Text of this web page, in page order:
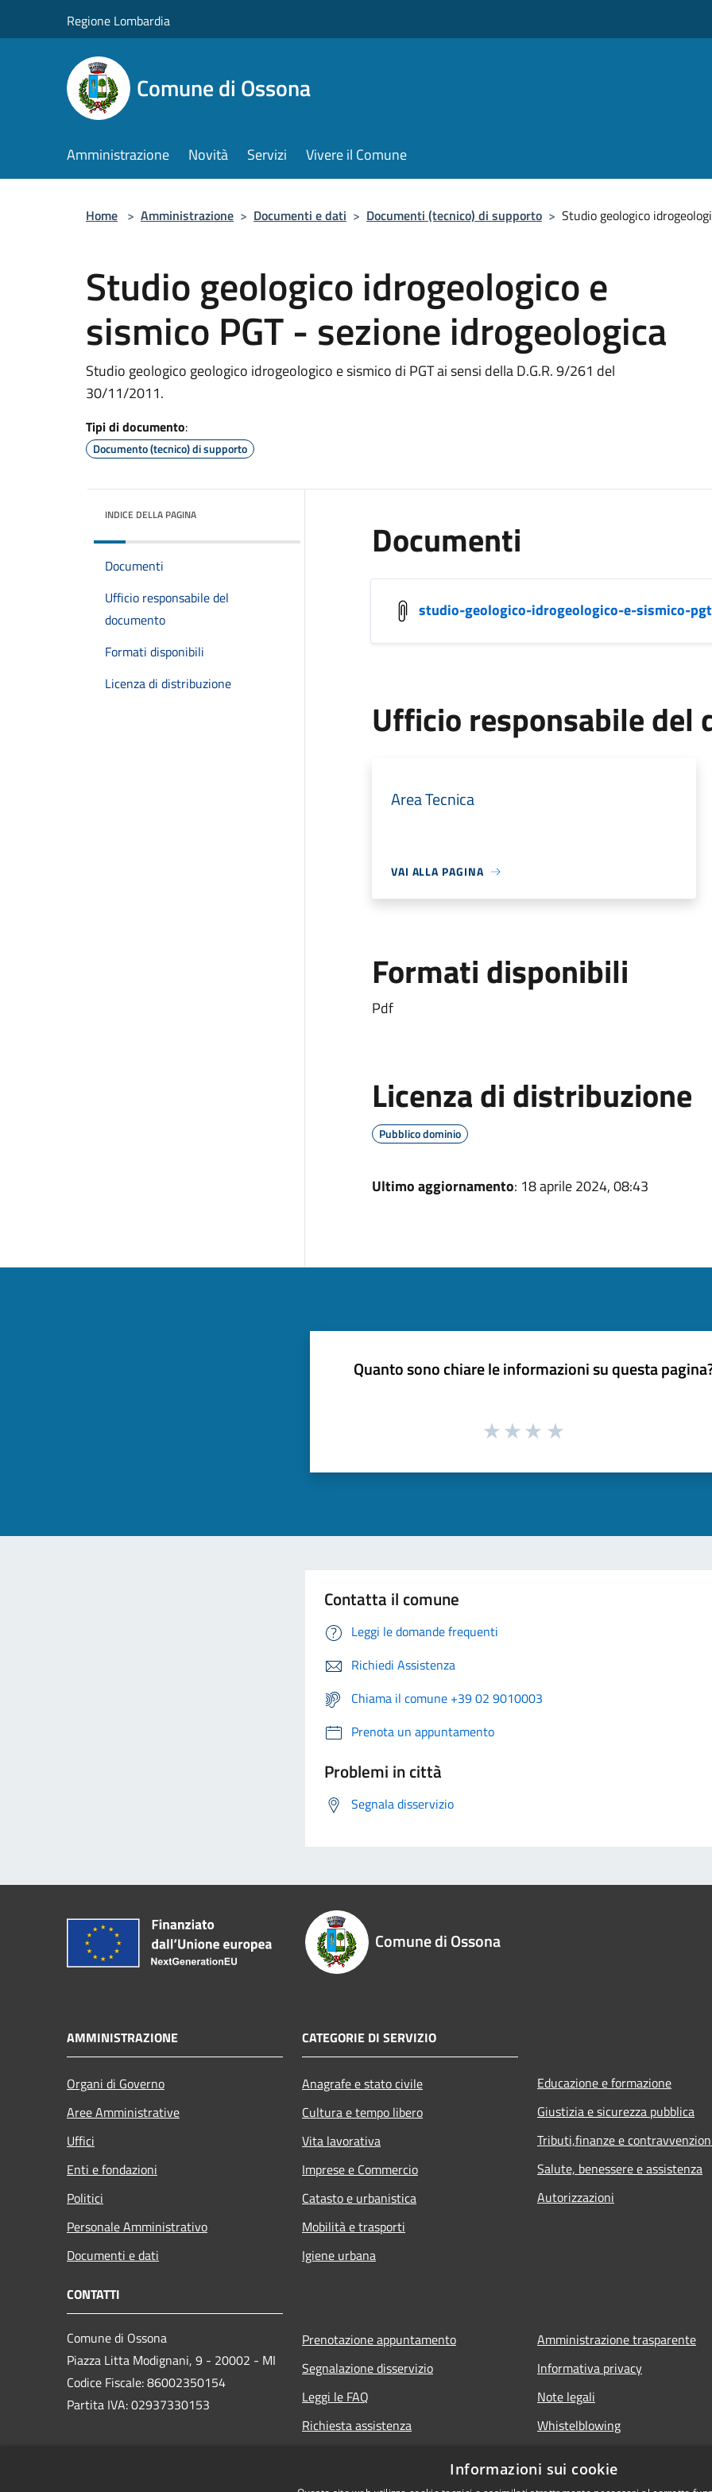
Regione Lombardia
Comune di Ossona
Amministrazione Novità Servizi Vivere il Comune
Home > Amministrazione > Documenti e dati > Documenti (tecnico) di supporto > Studio geologico
Studio geologico idrogeologico e
sismico PGT - sezione idrogeologica
Studio geologico geologico idrogeologico e sismico di PGT ai sensi della D.G.R. 9/261 del
30/11/2011.
Tipi di documento:
Documento (tecnico) di supporto
INDICE DELLA PAGINA
Documenti
Ufficio responsabile del
documento
Formati disponibili
Licenza di distribuzione
Documenti
studio-geologico-idrogeologico-e-sismico-
Ufficio responsabile del
Area Tecnica
VAI ALLA PAGINA
Formati disponibili
Pdf
Licenza di distribuzione
Pubblico dominio
Ultimo aggiornamento: 18 aprile 2024, 08:43
Quanto sono chiare le informazioni su questa
Contatta il comune
Leggi le domande frequenti
Richiedi Assistenza
Chiama il comune +39 02 9010003
Prenota un appuntamento
Problemi in città
Segnala disservizio
Comune di Ossona
AMMINISTRAZIONE
Organi di Governo
Aree Amministrative
Uffici
Enti e fondazioni
Politici
Personale Amministrativo
Documenti e dati
CATEGORIE DI SERVIZIO
Anagrafe e stato civile
Cultura e tempo libero
Vita lavorativa
Imprese e Commercio
Catasto e urbanistica
Mobilità e trasporti
Igiene urbana
Educazione e formazione
Giustizia e sicurezza pubblica
Tributi,finanze e
Salute, benessere e assistenza
Autorizzazioni
CONTATTI
Comune di Ossona
Piazza Litta Modignani, 9 - 20002 - MI
Codice Fiscale: 86002350154
Partita IVA: 02937330153
Prenotazione appuntamento
Segnalazione disservizio
Leggi le FAQ
Richiesta assistenza
Amministrazione trasparente
Informativa privacy
Note legali
Whistelblowing
Informazioni sui cookie